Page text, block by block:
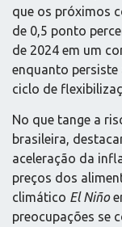
que os próximos
de 0,5 ponto
de 2024 em um
enquanto persiste
ciclo de
No que tange a
brasileira,
aceleração da
preços dos
climático El Niño
preocupações se